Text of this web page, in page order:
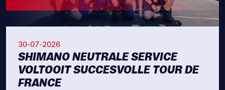
30-07-2026
SHIMANO NEUTRALE SERVICE
VOLTOOIT SUCCESVOLLE TOUR DE
FRANCE